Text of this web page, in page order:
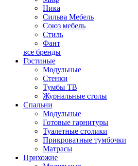
Ника
Сильва Мебель
Союз мебель
Стиль
Фант
все бренды
Гостиные
Модульные
Стенки
Тумбы ТВ
Журнальные столы
Спальни
Модульные
Готовые гарнитуры
Туалетные столики
Прикроватные тумбочки
Матрасы
Прихожие